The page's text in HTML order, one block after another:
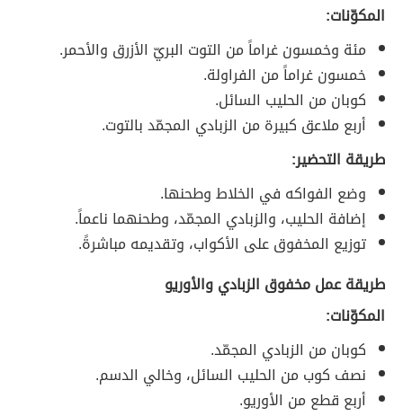
المكوّنات:
مئة وخمسون غراماً من التوت البريّ الأزرق والأحمر.
خمسون غراماً من الفراولة.
كوبان من الحليب السائل.
أربع ملاعق كبيرة من الزبادي المجمّد بالتوت.
طريقة التحضير:
وضع الفواكه في الخلاط وطحنها.
إضافة الحليب، والزبادي المجمّد، وطحنهما ناعماً.
توزيع المخفوق على الأكواب، وتقديمه مباشرةً.
طريقة عمل مخفوق الزبادي والأوريو
المكوّنات:
كوبان من الزبادي المجمّد.
نصف كوب من الحليب السائل، وخالي الدسم.
أربع قطع من الأوريو.